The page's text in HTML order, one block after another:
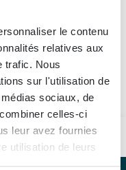
le contenu
relatives aux
trafic. Nous
sur l'utilisation de
sociaux, de
celles-ci
leur avez fournies
utilisation de leurs
1
Tuka tuka est une des séries de la marque Raminex. La gamme Raminex Tuka tuka est complète. Chez Sawiday, les produits de la collection Raminex Tuka tuka vous sont proposés au meilleur prix.En savoir plus
VA BIEN